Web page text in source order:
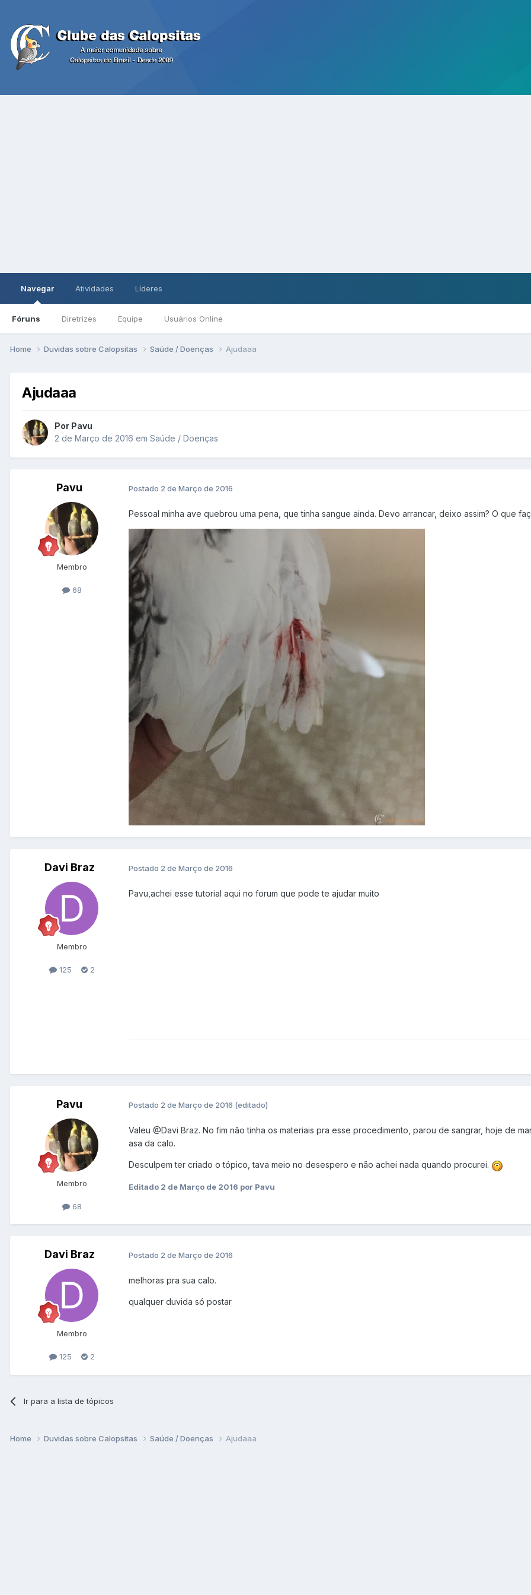
Navegar
Fóruns Diretrizes Equipe Usuários Online
Atividades Líderes
Home Duvidas sobre Calopsitas Saúde / Doenças Ajudaaa
Ajudaaa
Por Pavu
2 de Março de 2016 em Saúde / Doenças
Pavu
Membro
68
Postado 2 de Março de 2016
Pessoal minha ave quebrou uma pena, que tinha sangue ainda. Devo arrancar, deixo assim? O que
Davi Braz
Membro
125 2
Postado 2 de Março de 2016
Pavu,achei esse tutorial aqui no forum que pode te ajudar muito
Pavu
Membro
68
Postado 2 de Março de 2016 (editado)
Valeu @Davi Braz. No fim não tinha os materiais pra esse procedimento, parou de sangrar, hoje de
asa da calo.
Desculpem ter criado o tópico, tava meio no desespero e não achei nada quando procurei.
Editado 2 de Março de 2016 por Pavu
Davi Braz
Membro
125 2
Postado 2 de Março de 2016
melhoras pra sua calo.
qualquer duvida só postar
Ir para a lista de tópicos
Home Duvidas sobre Calopsitas Saúde / Doenças Ajudaaa